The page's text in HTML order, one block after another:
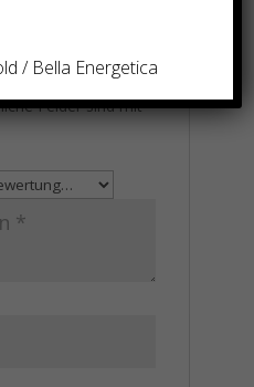
Lichtwirkende –
nicht
Felder sind mit
/ Bella Energetica